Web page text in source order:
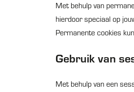
Met behulp van
hierdoor speciaal op
Permanente cookies
Gebruik van
Met behulp van een